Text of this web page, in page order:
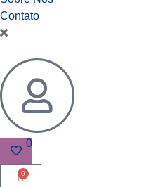
Contato
0
0